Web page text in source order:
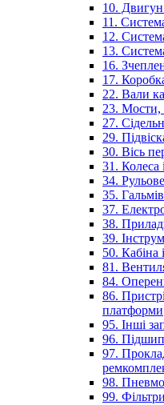
10.
11.
12.
13.
16.
17.
22. Вали
23. Мости,
27.
29.
30. Вісь
31. Колеса
34.
35.
37.
38.
39.
50. Кабіна
81.
84.
86.
платформи
95. Інші
96.
97.
98.
99. Фільтри